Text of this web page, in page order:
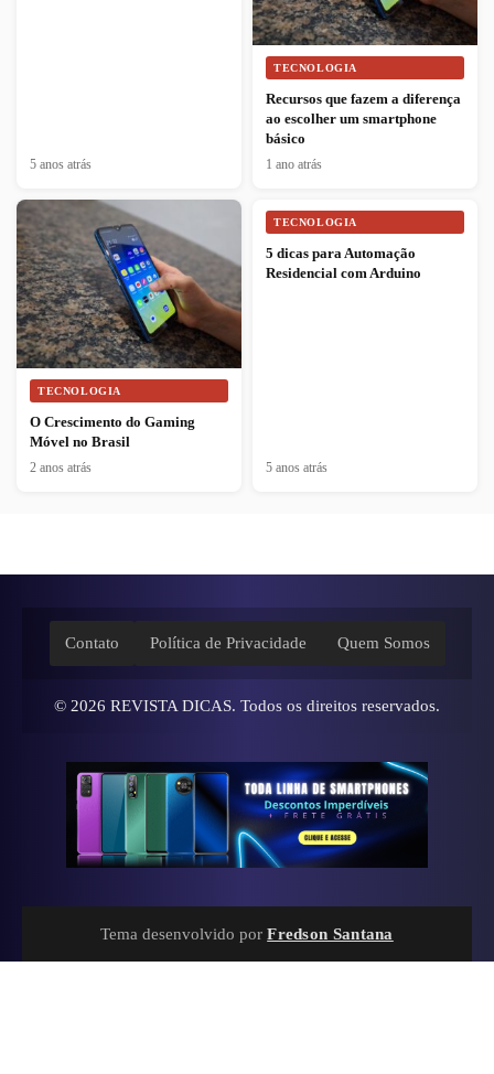
5 anos atrás
TECNOLOGIA
Recursos que fazem a diferença
ao escolher um smartphone
básico
1 ano atrás
TECNOLOGIA
O Crescimento do Gaming
Móvel no Brasil
2 anos atrás
TECNOLOGIA
5 dicas para Automação
Residencial com Arduino
5 anos atrás
Contato Política de Privacidade Quem Somos
© 2026 REVISTA DICAS. Todos os direitos reservados.
Tema desenvolvido por Fredson Santana